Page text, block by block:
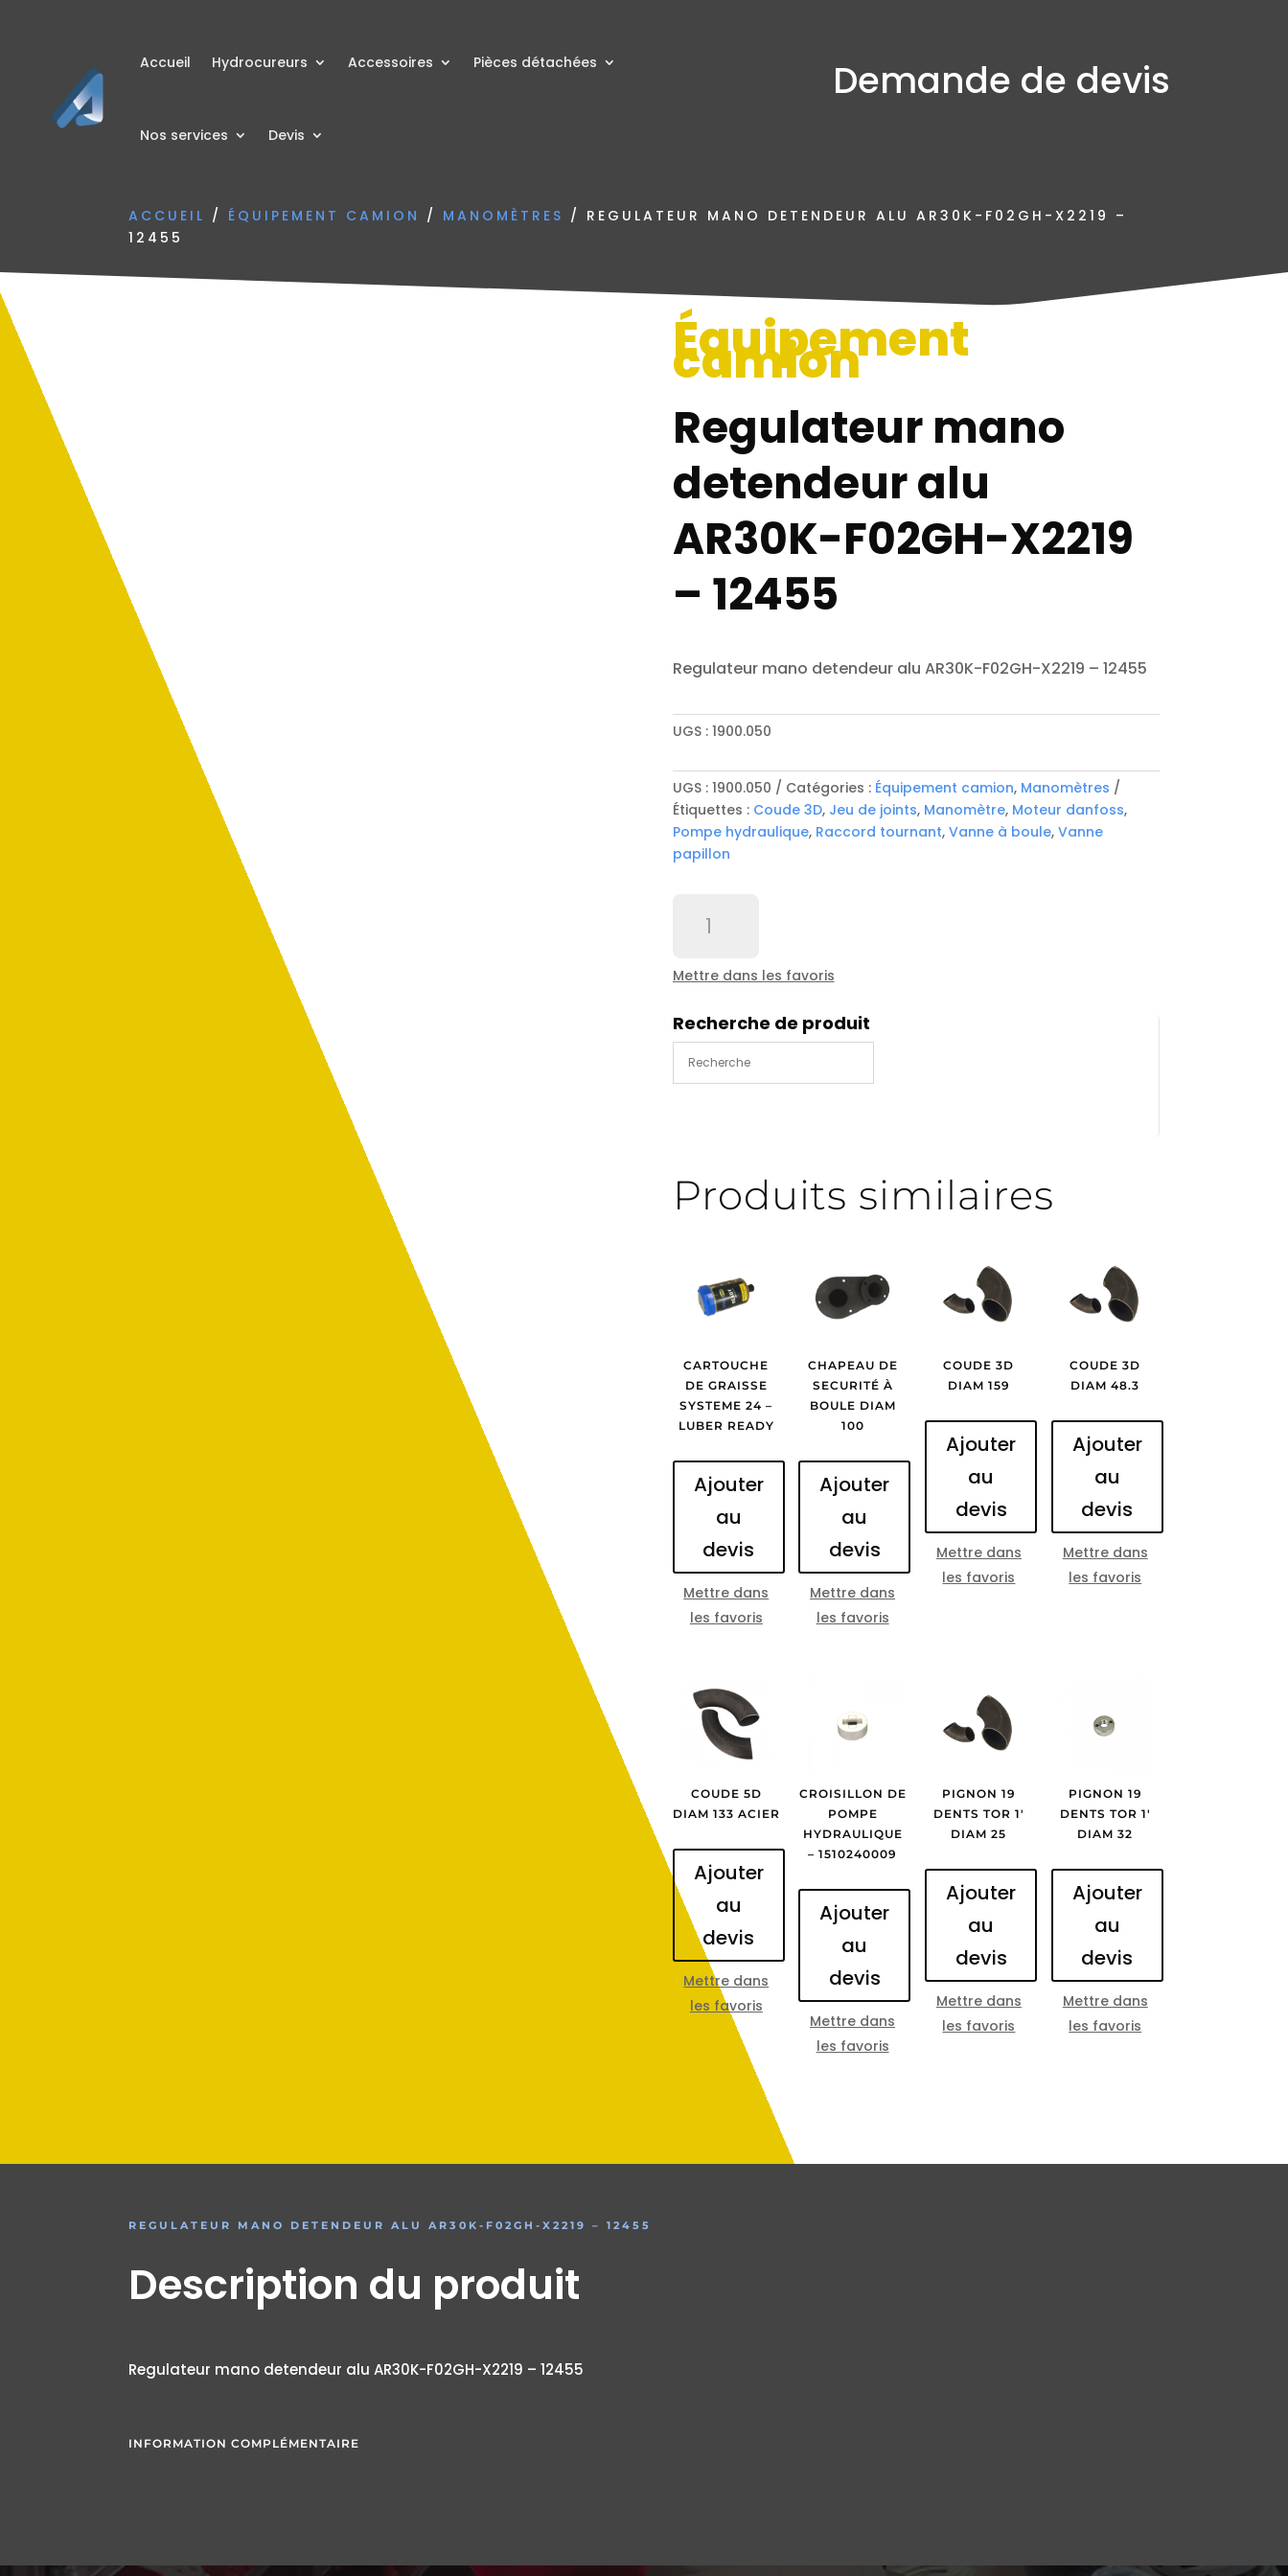
Accueil Hydrocureurs Accessoires Pièces détachées
Nos services Devis
Demande de devis
ACCUEIL / ÉQUIPEMENT CAMION / MANOMÈTRES / REGULATEUR MANO DETENDEUR ALU AR30K-F02GH-X2219 –
12455
Équipement
camion
Regulateur mano
detendeur alu
AR30K-F02GH-X2219
– 12455
Regulateur mano detendeur alu AR30K-F02GH-X2219 – 12455
UGS : 1900.050
UGS : 1900.050 Catégories : Équipement camion, Manomètres
Étiquettes : Coude 3D, Jeu de joints, Manomètre, Moteur danfoss,
Pompe hydraulique, Raccord tournant, Vanne à boule, Vanne
papillon
mano
alu
AR30K-
F02GH-
X2219
Mettre dans les favoris
Recherche de produit
Produits similaires
CARTOUCHE
DE GRAISSE
SYSTEME 24 –
LUBER READY
Ajouter
au
devis
Mettre dans
les favoris
CHAPEAU DE
SECURITÉ À
BOULE DIAM
100
Ajouter
au
devis
Mettre dans
les favoris
COUDE 3D
DIAM 159
Ajouter
au
devis
Mettre dans
les favoris
COUDE 3D
DIAM 48.3
Ajouter
au
devis
Mettre dans
les favoris
COUDE 5D
DIAM 133 ACIER
Ajouter
au
devis
Mettre dans
les favoris
CROISILLON DE
POMPE
HYDRAULIQUE
– 1510240009
Ajouter
au
devis
Mettre dans
les favoris
PIGNON 19
DENTS TOR 1′
DIAM 25
Ajouter
au
devis
Mettre dans
les favoris
PIGNON 19
DENTS TOR 1′
DIAM 32
Ajouter
au
devis
Mettre dans
les favoris
REGULATEUR MANO DETENDEUR ALU AR30K-F02GH-X2219 – 12455
Description du produit
Regulateur mano detendeur alu AR30K-F02GH-X2219 – 12455
INFORMATION COMPLÉMENTAIRE